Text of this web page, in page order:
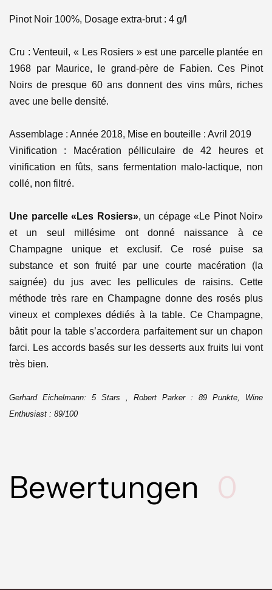
Pinot Noir 100%, Dosage extra-brut : 4 g/l
Cru : Venteuil, « Les Rosiers » est une parcelle plantée en
1968 par Maurice, le grand-père de Fabien. Ces Pinot
Noirs de presque 60 ans donnent des vins mûrs, riches
avec une belle densité.
Assemblage : Année 2018, Mise en bouteille : Avril 2019
Vinification : Macération pélliculaire de 42 heures et
vinification en fûts, sans fermentation malo-lactique, non
collé, non filtré.
Une parcelle «Les Rosiers», un cépage «Le Pinot Noir»
et un seul millésime ont donné naissance à ce
Champagne unique et exclusif. Ce rosé puise sa
substance et son fruité par une courte macération (la
saignée) du jus avec les pellicules de raisins. Cette
méthode très rare en Champagne donne des rosés plus
vineux et complexes dédiés à la table. Ce Champagne,
bâtit pour la table s’accordera parfaitement sur un chapon
farci. Les accords basés sur les desserts aux fruits lui vont
très bien.
Gerhard Eichelmann: 5 Stars , Robert Parker : 89 Punkte, Wine
Enthusiast : 89/100
Bewertungen 0